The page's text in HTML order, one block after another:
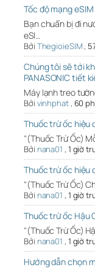
Tốc độ mạng
Bạn chuẩn bị đi
eSI…
Bởi ThegioieSIM,
Chúng tôi sẽ tới
PANASONIC tiết
Máy lạnh treo
Bởi vinhphat, 60
Thuốc trừ ốc hiệu
"(Thuốc Trừ Ốc)
Bởi nana01 , 1 giờ
Thuốc trừ ốc hiệu
"(Thuốc Trừ Ốc)
Bởi nana01 , 1 giờ
Thuốc trừ ốc Hậu
"(Thuốc Trừ Ốc)
Bởi nana01 , 1 giờ
Hướng dẫn chọn